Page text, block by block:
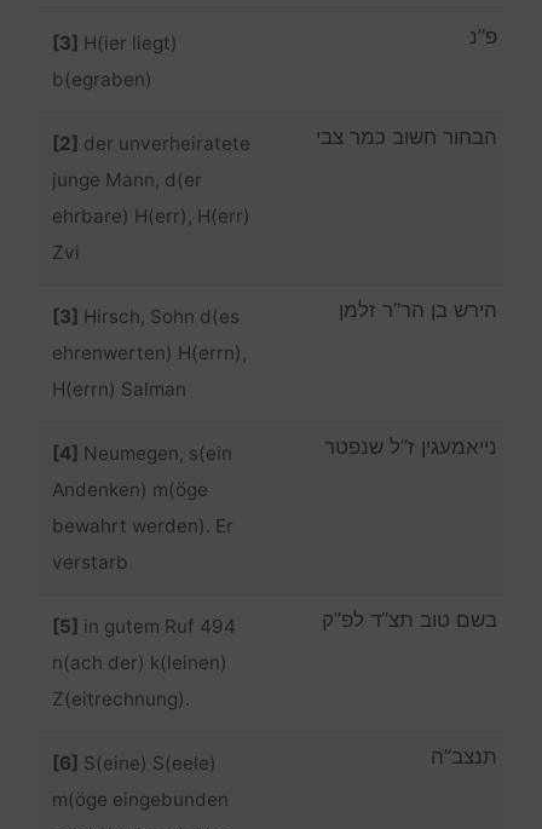
[3] H(ier liegt)
b(egraben)
פ”נ
[2] der unverheiratete
junge Mann, d(er
ehrbare) H(err), H(err)
Zvi
הבחור חשוב כמר צבי
[3] Hirsch, Sohn d(es
ehrenwerten) H(errn),
H(errn) Salman
הירש בן הר”ר זלמן
[4] Neumegen, s(ein
Andenken) m(öge
bewahrt werden). Er
verstarb
נייאמעגין ז”ל שנפטר
[5] in gutem Ruf 494
n(ach der) k(leinen)
Z(eitrechnung).
בשם טוב תצ”ד לפ”ק
[6] S(eine) S(eele)
m(öge eingebunden
תנצב”ה